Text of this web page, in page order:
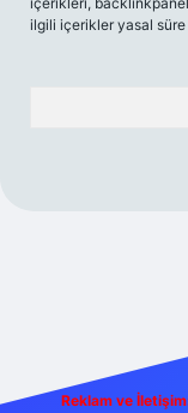
ilgili içerikler yasal süre
Reklam ve